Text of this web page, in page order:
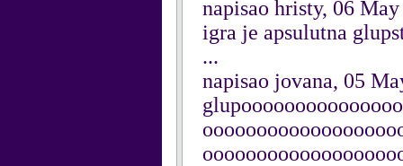
napisao hristy, 06
igra je apsulutna
...
napisao jovana, 05